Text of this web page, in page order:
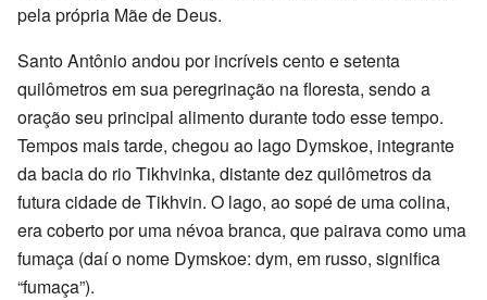
pela própria Mãe de Deus.
Santo Antônio andou por incríveis cento e setenta
quilômetros em sua peregrinação na floresta, sendo a
oração seu principal alimento durante todo esse tempo.
Tempos mais tarde, chegou ao lago Dymskoe, integrante
da bacia do rio Tikhvinka, distante dez quilômetros da
futura cidade de Tikhvin. O lago, ao sopé de uma colina,
era coberto por uma névoa branca, que pairava como uma
fumaça (daí o nome Dymskoe: dym, em russo, significa
“fumaça”).